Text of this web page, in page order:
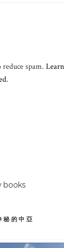
reduce spam.
books
秘的中亞